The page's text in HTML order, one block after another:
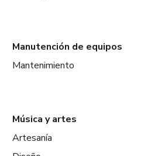
Manutención de equipos
Mantenimiento
Música y artes
Artesanía